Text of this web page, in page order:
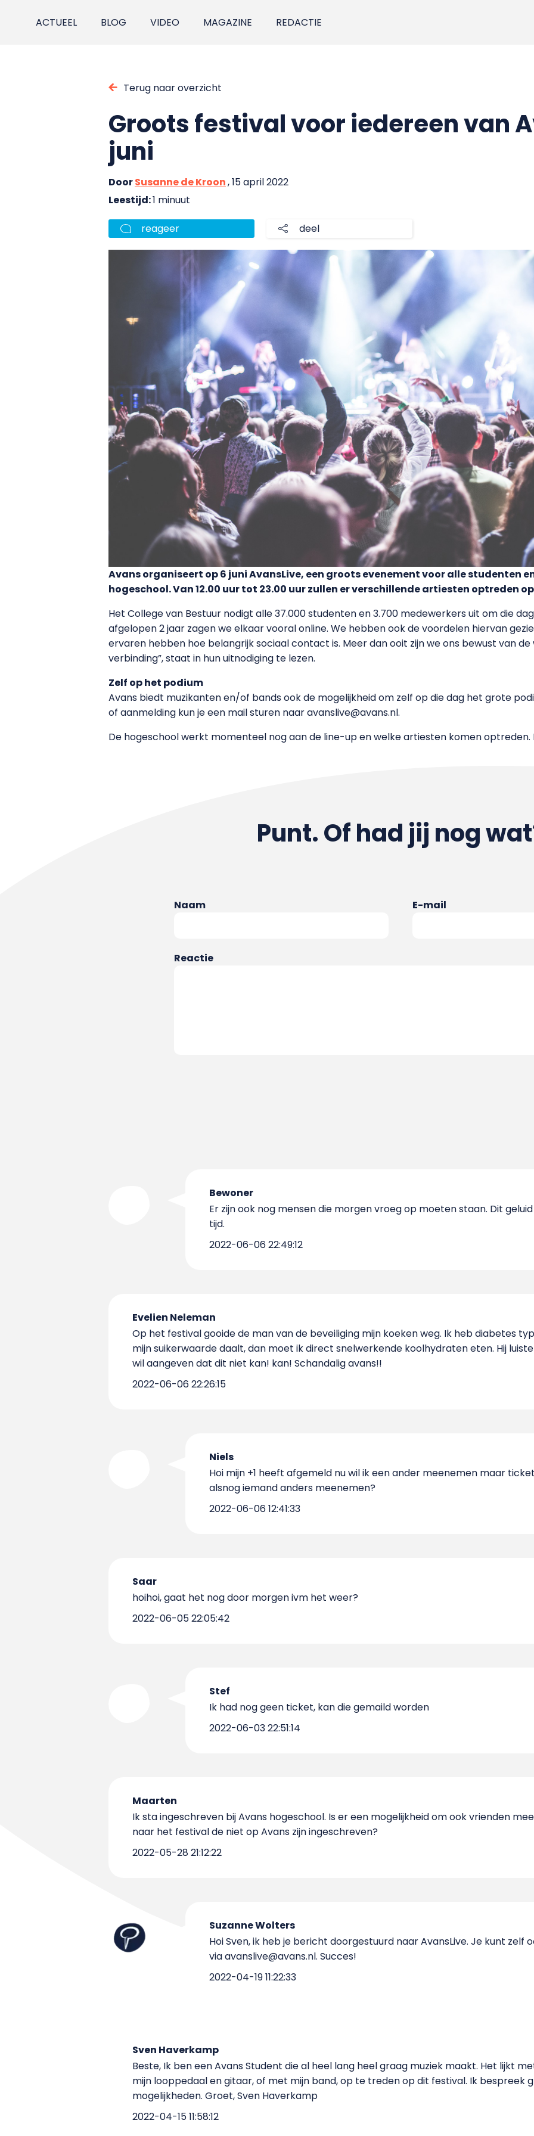
ACTUEEL BLOG VIDEO MAGAZINE REDACTIE
Terug naar overzicht
Groots festival voor iedereen van
juni
DoorSusanne de Kroon, 15 april 2022
Leestijd:1 minuut
reageer deel
Avans organiseert op 6 juni AvansLive, een groots evenement voor alle studenten
hogeschool. Van 12.00 uur tot 23.00 uur zullen er verschillende artiesten optreden
Het College van Bestuur nodigt alle 37.000 studenten en 3.700 medewerkers uit om die
afgelopen 2 jaar zagen we elkaar vooral online. We hebben ook de voordelen hiervan
ervaren hebben hoe belangrijk sociaal contact is. Meer dan ooit zijn we ons bewust van
verbinding”, staat in hun uitnodiging te lezen.
Zelf op het podium
Avans biedt muzikanten en/of bands ook de mogelijkheid om zelf op die dag het grote
of aanmelding kun je een mail sturen naar avanslive@avans.nl.
De hogeschool werkt momenteel nog aan de line-up en welke artiesten komen
Punt. Of had jij nog
Naam E-mail
Reactie
Bewoner
Er zijn ook nog mensen die morgen vroeg op moeten staan. Dit
tijd.
2022-06-06 22:49:12
Evelien Neleman
Op het festival gooide de man van de beveiliging mijn koeken weg. Ik heb diabetes
mijn suikerwaarde daalt, dan moet ik direct snelwerkende koolhydraten eten. Hij
wil aangeven dat dit niet kan! kan! Schandalig avans!!
2022-06-06 22:26:15
Niels
Hoi mijn +1 heeft afgemeld nu wil ik een ander meenemen maar
alsnog iemand anders meenemen?
2022-06-06 12:41:33
Saar
hoihoi, gaat het nog door morgen ivm het weer?
2022-06-05 22:05:42
Stef
Ik had nog geen ticket, kan die gemaild worden
2022-06-03 22:51:14
Maarten
Ik sta ingeschreven bij Avans hogeschool. Is er een mogelijkheid om ook vrienden
naar het festival de niet op Avans zijn ingeschreven?
2022-05-28 21:12:22
Suzanne Wolters
Hoi Sven, ik heb je bericht doorgestuurd naar AvansLive. Je kunt
via avanslive@avans.nl. Succes!
2022-04-19 11:22:33
Sven Haverkamp
Beste, Ik ben een Avans Student die al heel lang heel graag muziek maakt. Het lijkt
mijn looppedaal en gitaar, of met mijn band, op te treden op dit festival. Ik bespreek
mogelijkheden. Groet, Sven Haverkamp
2022-04-15 11:58:12